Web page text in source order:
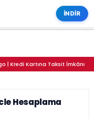
İNDİR
| Kredi Kartına Taksit İmkânı
0
Hesaplama
Kategoriler